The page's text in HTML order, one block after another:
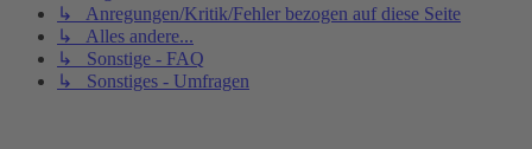
↳ Anregungen/Kritik/Fehler bezogen auf diese Seite
↳ Alles andere...
↳ Sonstige - FAQ
↳ Sonstiges - Umfragen